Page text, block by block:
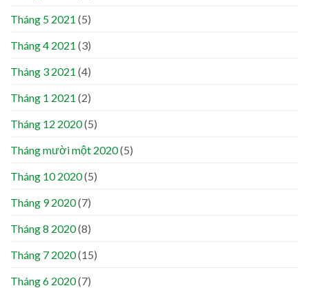
Tháng 5 2021 (5)
Tháng 4 2021 (3)
Tháng 3 2021 (4)
Tháng 1 2021 (2)
Tháng 12 2020(5)
Tháng mười một 2020(5)
Tháng 10 2020(5)
Tháng 9 2020(7)
Tháng 8 2020(8)
Tháng 7 2020(15)
Tháng 6 2020(7)